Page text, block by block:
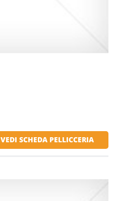
VEDI SCHEDA PELLICCERIA